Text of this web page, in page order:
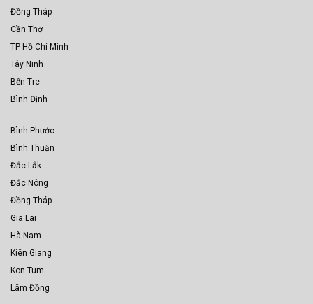
Đồng Tháp
Cần Thơ
TP Hồ Chí Minh
Tây Ninh
Bến Tre
Bình Định
Bình Phước
Bình Thuận
Đắc Lắk
Đắc Nông
Đồng Tháp
Gia Lai
Hà Nam
Kiên Giang
Kon Tum
Lâm Đồng